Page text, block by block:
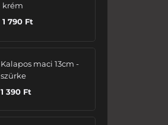
krém
1 790 Ft
Kalapos maci 13cm -
szürke
1 390 Ft